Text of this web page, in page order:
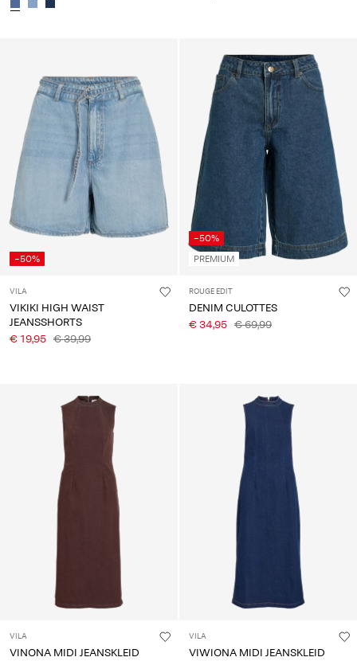
-50%
VILA
VIKIKI HIGH WAIST
JEANSSHORTS
€ 19,95 € 39,99
-50%
PREMIUM
ROUGE EDIT
DENIM CULOTTES
€ 34,95 € 69,99
VILA
VINONA MIDI JEANSKLEID
VILA
VIWIONA MIDI JEANSKLEID